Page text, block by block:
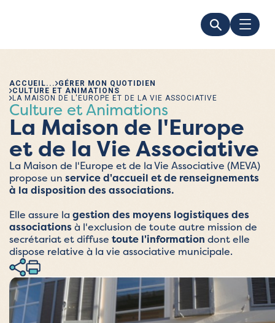
ACCUEIL
GÉRER MON QUOTIDIEN
CULTURE ET ANIMATIONS
LA MAISON DE L'EUROPE ET DE LA VIE ASSOCIATIVE
La Maison de l'Europe
et de la Vie Associative
Culture et Animations
La Maison de l'Europe et de la Vie Associative (MEVA)
propose un service d'accueil et de renseignements
à la disposition des associations.
Elle assure la gestion des moyens logistiques des
associationsà l'exclusion de toute autre mission de
secrétariat et diffuse toute l'information dont elle
dispose relative à la vie associative municipale.